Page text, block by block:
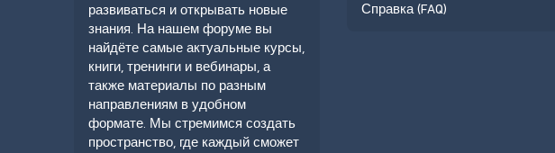
развиваться и открывать новые
знания. На нашем форуме вы
найдёте самые актуальные курсы,
книги, тренинги и вебинары, а
также материалы по разным
направлениям в удобном
формате. Мы стремимся создать
пространство, где каждый сможет
Справка (FAQ)